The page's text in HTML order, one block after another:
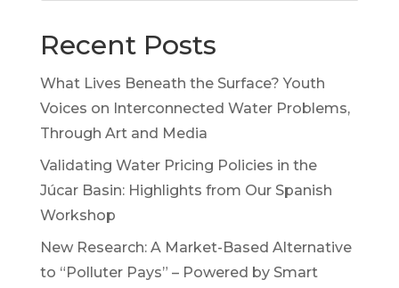
Recent Posts
What Lives Beneath the Surface? Youth
Voices on Interconnected Water Problems,
Through Art and Media
Validating Water Pricing Policies in the
Júcar Basin: Highlights from Our Spanish
Workshop
New Research: A Market-Based Alternative
to “Polluter Pays” – Powered by Smart